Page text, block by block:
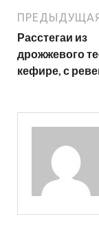
Расстегаи из
дрожжевого
кефире, с